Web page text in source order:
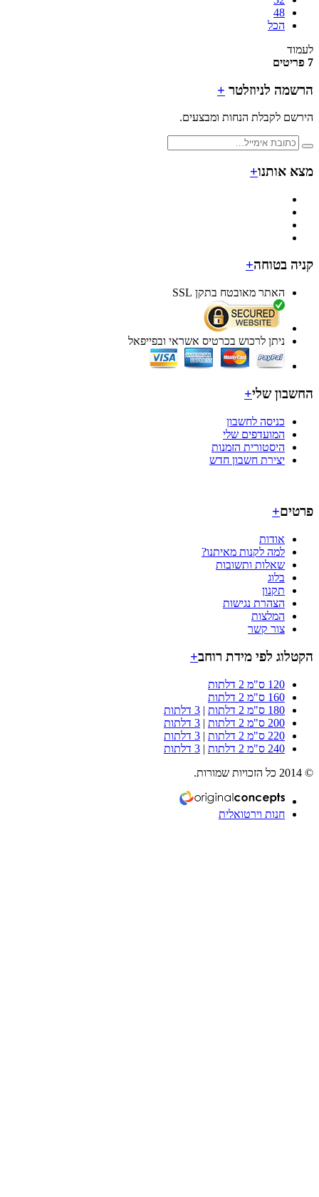
הכל
לניוזלטר+
לקבלת הנחות ומבצעים.
אותנו+
בטוחה+
האתר מאובטח בתקן SSL
ניתן לרכוש בכרטיס אשראי ובפייפאל
שלי+
כניסה לחשבון
המועדפים שלי
היסטורית הזמנות
יצירת חשבון חדש
+
אודות
למה לקנות מאיתנו?
שאלות ותשובות
בלוג
תקנון
הצהרת נגישות
המלצות
צור קשר
לפי מידת רוחב +
120 ס"מ 2 דלתות
160 ס"מ 2 דלתות
180 ס"מ 2 דלתות
|3 דלתות
200 ס"מ 2 דלתות
|3 דלתות
220 ס"מ 2 דלתות
|3 דלתות
240 ס"מ 2 דלתות
|3 דלתות
חנות וירטואלית